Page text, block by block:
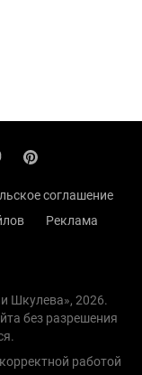
соглашение
Реклама
Шкулева», 2026.
без разрешения
работой